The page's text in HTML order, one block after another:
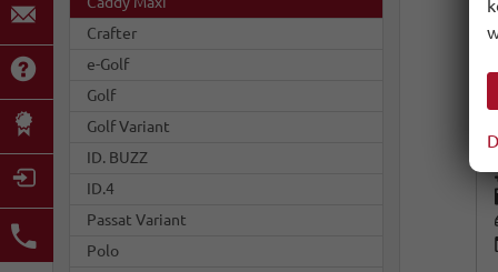
Crafter
e-Golf
Golf
Golf Variant
ID. BUZZ
ID.4
Passat Variant
Polo